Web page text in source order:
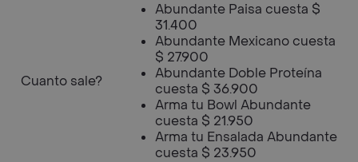
Cuanto sale?
Abundante Paisa cuesta $
31.400
Abundante Mexicano cuesta
$ 27.900
Abundante Doble Proteína
cuesta $ 36.900
Arma tu Bowl Abundante
cuesta $ 21.950
Arma tu Ensalada Abundante
cuesta $ 23.950